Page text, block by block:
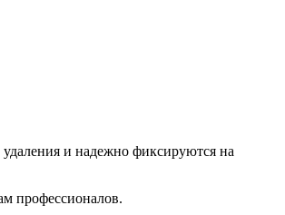
и надежно фиксируются на
профессионалов.